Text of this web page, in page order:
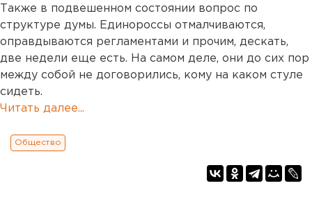
Также в подвешенном состоянии вопрос по
структуре думы. Единороссы отмалчиваются,
оправдываются регламентами и прочим, дескать,
две недели еще есть. На самом деле, они до сих пор
между собой не договорились, кому на каком стуле
сидеть.
Читать далее...
Общество